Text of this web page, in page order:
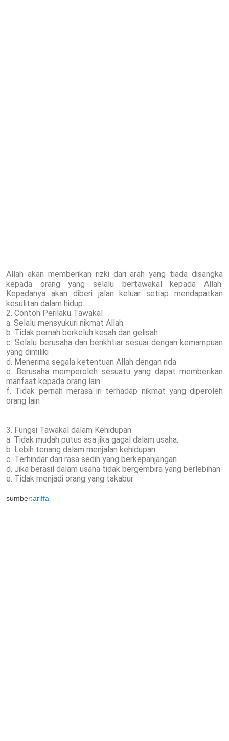
Allah akan memberikan rizki dari arah yang tiada disangka
kepada orang yang selalu bertawakal kepada Allah.
Kepadanya akan diberi jalan keluar setiap mendapatkan
kesulitan dalam hidup.
2. Contoh Perilaku Tawakal
a. Selalu mensyukuri nikmat Allah
b. Tidak pernah berkeluh kesah dan gelisah
c. Selalu berusaha dan berikhtiar sesuai dengan kemampuan
yang dimiliki
d. Menerima segala ketentuan Allah dengan rida
e. Berusaha memperoleh sesuatu yang dapat memberikan
manfaat kepada orang lain
f. Tidak pernah merasa iri terhadap nikmat yang diperoleh
orang lain
3. Fungsi Tawakal dalam Kehidupan
a. Tidak mudah putus asa jika gagal dalam usaha.
b. Lebih tenang dalam menjalan kehidupan
c. Terhindar dari rasa sedih yang berkepanjangan
d. Jika berasil dalam usaha tidak bergembira yang berlebihan
e. Tidak menjadi orang yang takabur
sumber:ariffa